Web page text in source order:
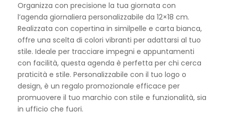
Organizza con precisione la tua giornata con
l’agenda giornaliera personalizzabile da 12×18 cm.
Realizzata con copertina in similpelle e carta bianca,
offre una scelta di colori vibranti per adattarsi al tuo
stile. Ideale per tracciare impegni e appuntamenti
con facilità, questa agenda è perfetta per chi cerca
praticità e stile. Personalizzabile con il tuo logo o
design, è un regalo promozionale efficace per
promuovere il tuo marchio con stile e funzionalità, sia
in ufficio che fuori.